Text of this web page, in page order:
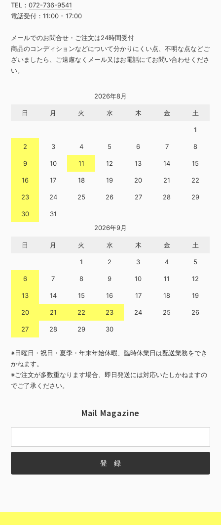
TEL：072-736-9541
電話受付：11:00 - 17:00
メールでのお問合せ・ご注文は24時間受付
商品のコンディションなどについて分かりにくい点、不明な点などご
ざいましたら、ご遠慮なくメール又はお電話にてお問い合わせくださ
い。
2026年8月
日 月 火 水 木 金 土
1
2 3 4 5 6 7 8
9 10 11 12 13 14 15
16 17 18 19 20 21 22
23 24 25 26 27 28 29
30
31
2026年9月
日 月 火 水 木 金 土
1 2 3 4 5
6 7 8 9 10 11 12
13 14 15 16 17 18 19
20 21 22 23 24 25 26
27 28 29 30
※日曜日・祝日・夏季・年末年始休暇、臨時休業日は配送業務をでき
かねます。
※ご注文が多数重なります場合、即日発送には対応いたしかねますの
でご了承ください。
Mail Magazine